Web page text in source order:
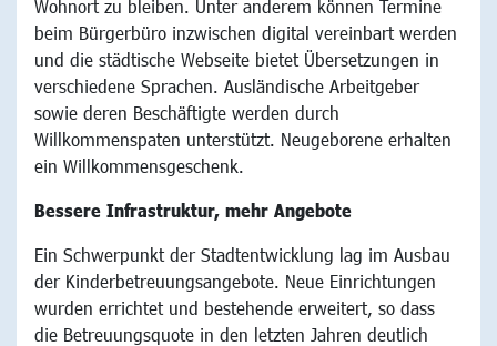
Wohnort zu bleiben. Unter anderem können Termine
beim Bürgerbüro inzwischen digital vereinbart werden
und die städtische Webseite bietet Übersetzungen in
verschiedene Sprachen. Ausländische Arbeitgeber
sowie deren Beschäftigte werden durch
Willkommenspaten unterstützt. Neugeborene erhalten
ein Willkommensgeschenk.
Bessere Infrastruktur, mehr Angebote
Ein Schwerpunkt der Stadtentwicklung lag im Ausbau
der Kinderbetreuungsangebote. Neue Einrichtungen
wurden errichtet und bestehende erweitert, so dass
die Betreuungsquote in den letzten Jahren deutlich